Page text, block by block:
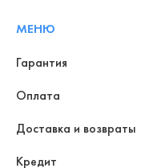
МЕНЮ
Гарантия
Оплата
Доставка и возвраты
Кредит